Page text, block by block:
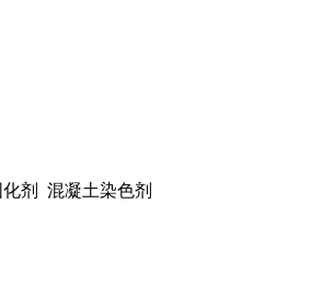
剂 混凝土染色剂